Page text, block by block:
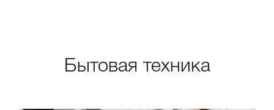
Бытовая техника